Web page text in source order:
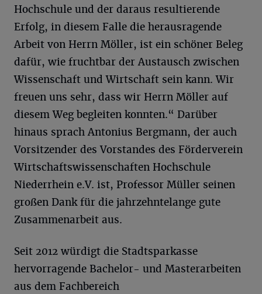
Hochschule und der daraus resultierende
Erfolg, in diesem Falle die herausragende
Arbeit von Herrn Möller, ist ein schöner Beleg
dafür, wie fruchtbar der Austausch zwischen
Wissenschaft und Wirtschaft sein kann. Wir
freuen uns sehr, dass wir Herrn Möller auf
diesem Weg begleiten konnten.“ Darüber
hinaus sprach Antonius Bergmann, der auch
Vorsitzender des Vorstandes des Förderverein
Wirtschaftswissenschaften Hochschule
Niederrhein e.V. ist, Professor Müller seinen
großen Dank für die jahrzehntelange gute
Zusammenarbeit aus.
Seit 2012 würdigt die Stadtsparkasse
hervorragende Bachelor- und Masterarbeiten
aus dem Fachbereich